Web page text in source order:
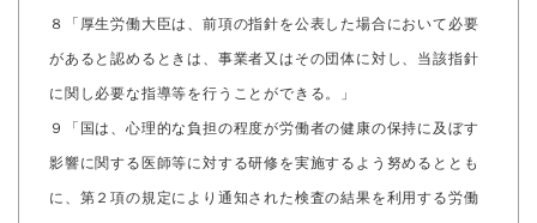
８「厚生労働大臣は、前項の指針を公表した場合において必要
があると認めるときは、事業者又はその団体に対し、当該指針
に関し必要な指導等を行うことができる。」
９「国は、心理的な負担の程度が労働者の健康の保持に及ぼす
影響に関する医師等に対する研修を実施するよう努めるととも
に、第２項の規定により通知された検査の結果を利用する労働